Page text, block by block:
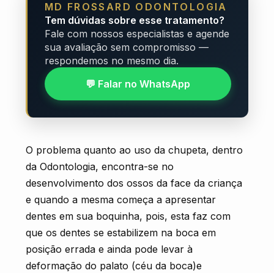
MD FROSSARD ODONTOLOGIA
Tem dúvidas sobre esse tratamento?
Fale com nossos especialistas e agende
sua avaliação sem compromisso —
respondemos no mesmo dia.
💬 Falar no WhatsApp
O problema quanto ao uso da chupeta, dentro
da Odontologia, encontra-se no
desenvolvimento dos ossos da face da criança
e quando a mesma começa a apresentar
dentes em sua boquinha, pois, esta faz com
que os dentes se estabilizem na boca em
posição errada e ainda pode levar à
deformação do palato (céu da boca)e